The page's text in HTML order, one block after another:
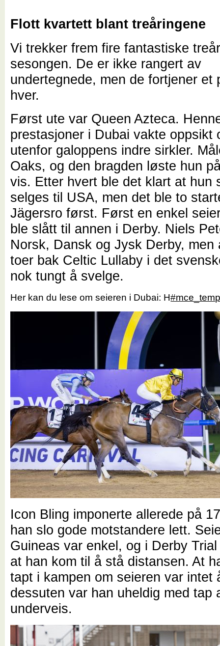
Flott kvartett blant treåringene
Vi trekker frem fire fantastiske
sesongen. De er ikke rangert av
undertegnede, men de fortjener et
hver.
Først ute var Queen Azteca.
prestasjoner i Dubai vakte oppsikt
utenfor galoppens indre sirkler.
Oaks, og den bragden løste hun
vis. Etter hvert ble det klart at hun
selges til USA, men det ble to
Jägersro først. Først en enkel
ble slått til annen i Derby. Niels
Norsk, Dansk og Jysk Derby, men
toer bak Celtic Lullaby i det
nok tungt å svelge.
Her kan du lese om seieren i Dubai: H
Icon Bling imponerte allerede på
han slo gode motstandere lett.
Guineas var enkel, og i Derby
at han kom til å stå distansen. At
tapt i kampen om seieren var intet
dessuten var han uheldig med tap
underveis.